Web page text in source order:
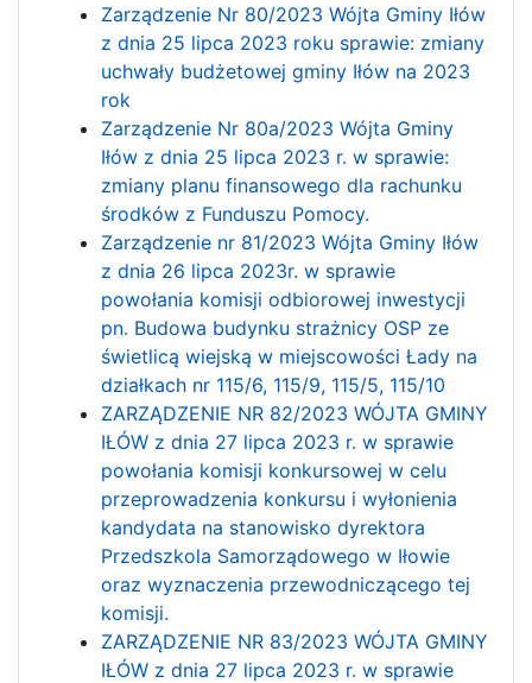
Zarządzenie Nr 80/2023 Wójta Gminy Iłów
z dnia 25 lipca 2023 roku sprawie: zmiany
uchwały budżetowej gminy Iłów na 2023
rok
Zarządzenie Nr 80a/2023 Wójta Gminy
Iłów z dnia 25 lipca 2023 r. w sprawie:
zmiany planu finansowego dla rachunku
środków z Funduszu Pomocy.
Zarządzenie nr 81/2023 Wójta Gminy Iłów
z dnia 26 lipca 2023r. w sprawie
powołania komisji odbiorowej inwestycji
pn. Budowa budynku strażnicy OSP ze
świetlicą wiejską w miejscowości Łady na
działkach nr 115/6, 115/9, 115/5, 115/10
ZARZĄDZENIE NR 82/2023 WÓJTA GMINY
IŁÓW z dnia 27 lipca 2023 r. w sprawie
powołania komisji konkursowej w celu
przeprowadzenia konkursu i wyłonienia
kandydata na stanowisko dyrektora
Przedszkola Samorządowego w Iłowie
oraz wyznaczenia przewodniczącego tej
komisji.
ZARZĄDZENIE NR 83/2023 WÓJTA GMINY
IŁÓW z dnia 27 lipca 2023 r. w sprawie